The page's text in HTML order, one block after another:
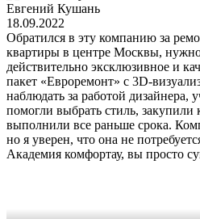
Евгений Кушань
18.09.2022
Обратился в эту компанию за
квартиры в центре Москвы,
действительно эксклюзивное и
пакет «Евроремонт» с 3D-
наблюдать за работой дизайнера,
помогли выбрать стиль, закупили
выполнили все раньше срока.
но я уверен, что она не
Академия комфортау, вы просто